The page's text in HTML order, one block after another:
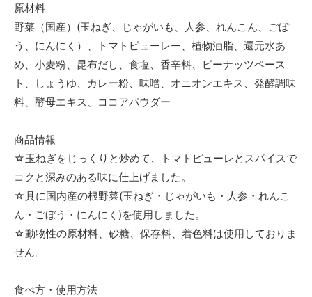
原材料
野菜（国産）(玉ねぎ、じゃがいも、人参、れんこん、ごぼ
う、にんにく）、トマトピューレー、植物油脂、還元水あ
め、小麦粉、昆布だし、食塩、香辛料、ピーナッツペース
ト、しょうゆ、カレー粉、味噌、オニオンエキス、発酵調味
料、酵母エキス、ココアパウダー
商品情報
☆玉ねぎをじっくりと炒めて、トマトピューレとスパイスで
コクと深みのある味に仕上げました。
☆具に国内産の根野菜(玉ねぎ・じゃがいも・人参・れんこ
ん・ごぼう・にんにく)を使用しました。
☆動物性の原材料、砂糖、保存料、着色料は使用しておりま
せん。
食べ方・使用方法